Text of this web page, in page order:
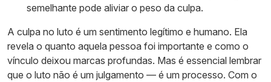
semelhante pode aliviar o peso da culpa.
A culpa no luto é um sentimento legítimo e humano. Ela
revela o quanto aquela pessoa foi importante e como o
vínculo deixou marcas profundas. Mas é essencial lembrar
que o luto não é um julgamento — é um processo. Com o